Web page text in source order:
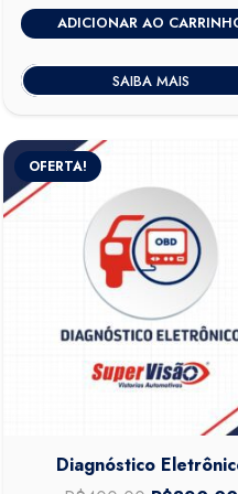
preço
original
era:
ADICIONAR AO
SAIBA MAIS
OFERTA!
Diagnóstico